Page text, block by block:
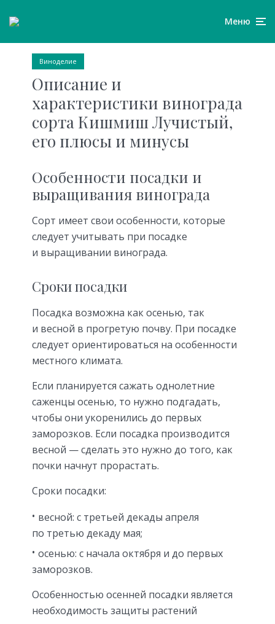
Меню
Виноделие
Описание и
характеристики винограда
сорта Кишмиш Лучистый,
его плюсы и минусы
Особенности посадки и
выращивания винограда
Сорт имеет свои особенности, которые
следует учитывать при посадке
и выращивании винограда.
Сроки посадки
Посадка возможна как осенью, так
и весной в прогретую почву. При посадке
следует ориентироваться на особенности
местного климата.
Если планируется сажать однолетние
саженцы осенью, то нужно подгадать,
чтобы они укоренились до первых
заморозков. Если посадка производится
весной — сделать это нужно до того, как
почки начнут прорастать.
Сроки посадки:
весной: с третьей декады апреля
по третью декаду мая;
осенью: с начала октября и до первых
заморозков.
Особенностью осенней посадки является
необходимость защиты растений